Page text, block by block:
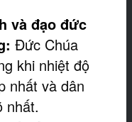
và đạo đức
Đức Chúa
khi nhiệt độ
nhất và dân
nhất.